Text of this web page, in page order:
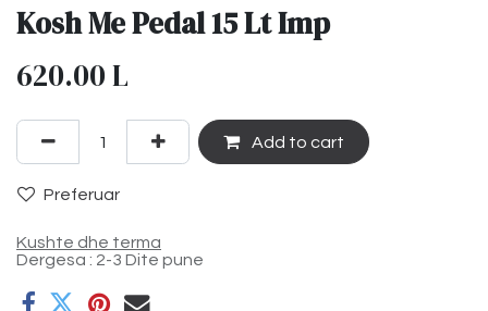
Kosh Me Pedal 15 Lt Imp
620.00L
Add to cart
Preferuar
Kushte dhe terma
Dergesa : 2-3 Dite pune